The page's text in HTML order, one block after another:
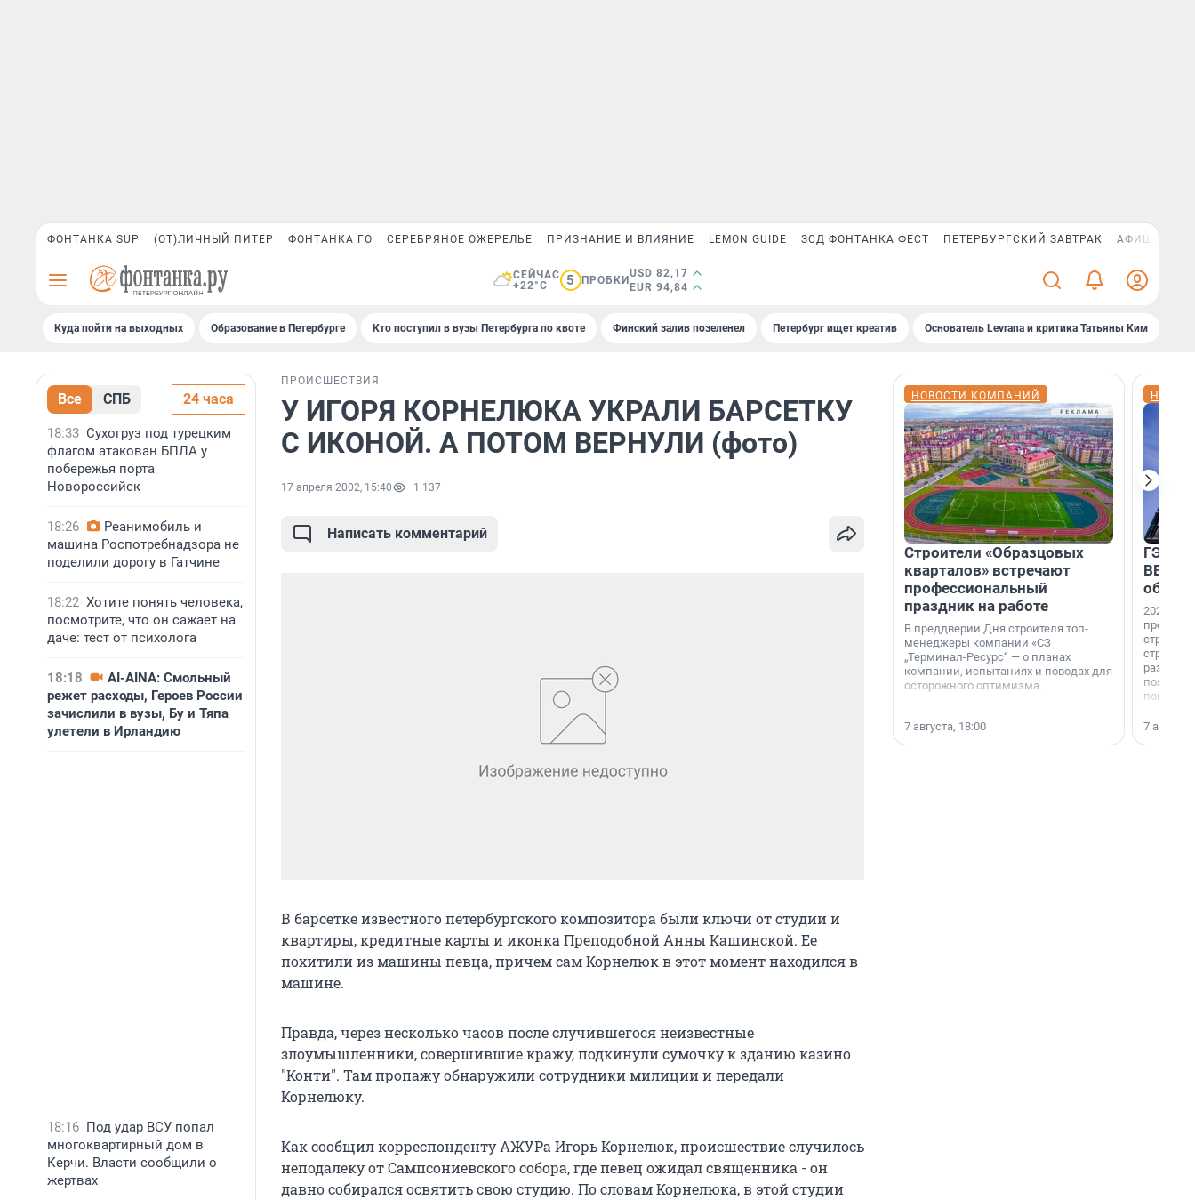
ФОНТАНКА SUP (ОТ)ЛИЧНЫЙ ПИТЕР ФОНТАНКА ГО СЕРЕБРЯНОЕ ОЖЕРЕЛЬЕ ПРИЗНАНИЕ И ВЛИЯНИЕ LEMON GUIDE ЗСД ФОНТАНКА ФЕСТ ПЕТЕРБУРГСКИЙ ЗАВТРАК АФИША PLUS
СЕЙЧАС
+22°C
5 ПРОБКИ
USD 82,17
EUR 94,84
Куда пойти на выходных Образование в Петербурге Кто поступил в вузы Петербурга по квоте Финский залив позеленел Петербург ищет креатив Основатель Levrana и критика Татьяны Ким
Все СПБ 24 часа
18:33 Сухогруз под турецким
флагом атакован БПЛА у
побережья порта
Новороссийск
18:26
Реанимобиль и
машина Роспотребнадзора не
поделили дорогу в Гатчине
18:22 Хотите понять человека,
посмотрите, что он сажает на
даче: тест от психолога
18:18
AI-AINA: Смольный
режет расходы, Героев России
зачислили в вузы, Бу и Тяпа
улетели в Ирландию
18:16 Под удар ВСУ попал
многоквартирный дом в
Керчи. Власти сообщили о
жертвах
ПРОИСШЕСТВИЯ
У ИГОРЯ КОРНЕЛЮКА УКРАЛИ БАРСЕТКУ
С ИКОНОЙ. А ПОТОМ ВЕРНУЛИ (фото)
17 апреля 2002, 15:40 1 137
Написать комментарий
В барсетке известного петербургского композитора были ключи от студии и
квартиры, кредитные карты и иконка Преподобной Анны Кашинской. Ее
похитили из машины певца, причем сам Корнелюк в этот момент находился в
машине.
Правда, через несколько часов после случившегося неизвестные
злоумышленники, совершившие кражу, подкинули сумочку к зданию казино
"Конти". Там пропажу обнаружили сотрудники милиции и передали
Корнелюку.
Как сообщил корреспонденту АЖУРа Игорь Корнелюк, происшествие случилось
неподалеку от Сампсониевского собора, где певец ожидал священника - он
давно собирался освятить свою студию. По словам Корнелюка, в этой студии
НОВОСТИ КОМПАНИЙ
Строители «Образцовых
кварталов» встречают
профессиональный
праздник на работе
В преддверии Дня строителя топ-
менеджеры компании «СЗ
„Терминал-Ресурс“ — о планах
компании, испытаниях и поводах для
осторожного оптимизма.
7 августа, 18:00
ГЭС,
ВВП: в
об
2026-й —
раз. В
7